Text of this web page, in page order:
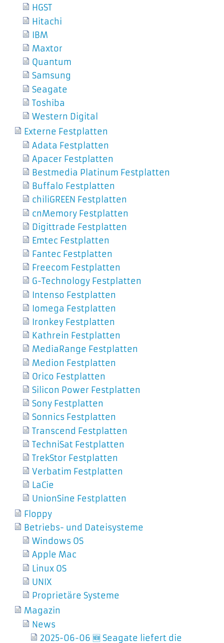
HGST
Hitachi
IBM
Maxtor
Quantum
Samsung
Seagate
Toshiba
Western Digital
Externe Festplatten
Adata Festplatten
Apacer Festplatten
Bestmedia Platinum Festplatten
Buffalo Festplatten
chiliGREEN Festplatten
cnMemory Festplatten
Digittrade Festplatten
Emtec Festplatten
Fantec Festplatten
Freecom Festplatten
G-Technology Festplatten
Intenso Festplatten
Iomega Festplatten
Ironkey Festplatten
Kathrein Festplatten
MediaRange Festplatten
Medion Festplatten
Orico Festplatten
Silicon Power Festplatten
Sony Festplatten
Sonnics Festplatten
Transcend Festplatten
TechniSat Festplatten
TrekStor Festplatten
Verbatim Festplatten
LaCie
UnionSine Festplatten
Floppy
Betriebs- und Dateisysteme
Windows OS
Apple Mac
Linux OS
UNIX
Proprietäre Systeme
Magazin
News
2025-06-06 🆕 Seagate liefert die